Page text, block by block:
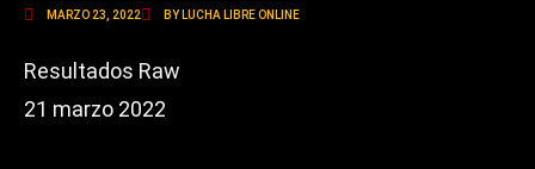
MARZO 23, 2022 BY LUCHA LIBRE ONLINE
Resultados Raw
21 marzo 2022